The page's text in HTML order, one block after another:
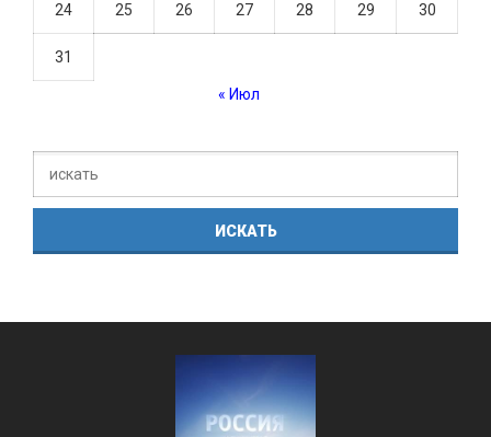
24 25 26 27 28 29 30
31
« Июл